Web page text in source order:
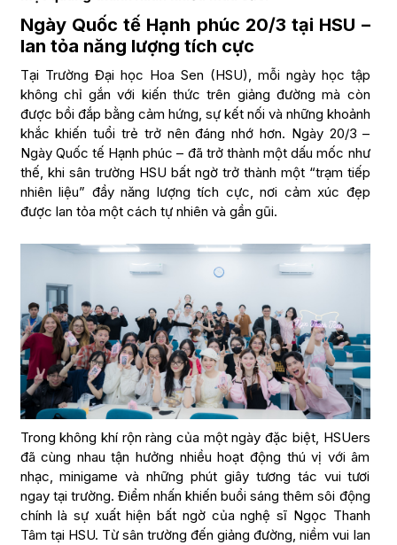
Ngày Quốc tế Hạnh phúc 20/3 tại HSU –
lan tỏa năng lượng tích cực
Tại Trường Đại học Hoa Sen (HSU), mỗi ngày học tập
không chỉ gắn với kiến thức trên giảng đường mà còn
được bồi đắp bằng cảm hứng, sự kết nối và những khoảnh
khắc khiến tuổi trẻ trở nên đáng nhớ hơn. Ngày 20/3 –
Ngày Quốc tế Hạnh phúc – đã trở thành một dấu mốc như
thế, khi sân trường HSU bất ngờ trở thành một “trạm tiếp
nhiên liệu” đầy năng lượng tích cực, nơi cảm xúc đẹp
được lan tỏa một cách tự nhiên và gần gũi.
Trong không khí rộn ràng của một ngày đặc biệt, HSUers
đã cùng nhau tận hưởng nhiều hoạt động thú vị với âm
nhạc, minigame và những phút giây tương tác vui tươi
ngay tại trường. Điểm nhấn khiến buổi sáng thêm sôi động
chính là sự xuất hiện bất ngờ của nghệ sĩ Ngọc Thanh
Tâm tại HSU. Từ sân trường đến giảng đường, niềm vui lan